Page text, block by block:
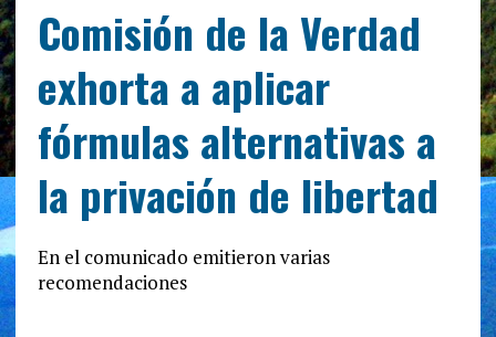
Comisión de la Verdad
exhorta a aplicar
fórmulas alternativas a
la privación de libertad
En el comunicado emitieron varias
recomendaciones